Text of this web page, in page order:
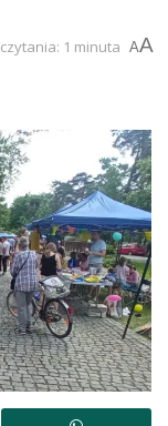
1 minuta
AA